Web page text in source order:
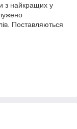
з найкращих у
Поставляються